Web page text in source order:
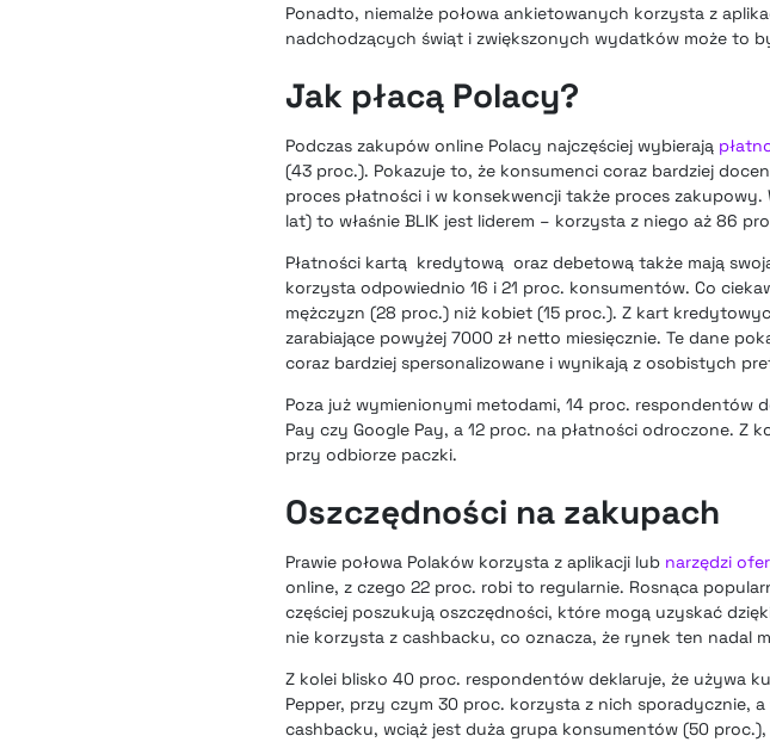
Ponadto, niemalże połowa ankietowanych korzysta z
nadchodzących świąt i zwiększonych wydatków może to
Jak płacą Polacy?
Podczas zakupów online Polacy najczęściej wybierają
(43 proc.). Pokazuje to, że konsumenci coraz bardziej
proces płatności i w konsekwencji także proces
lat) to właśnie BLIK jest liderem – korzysta z niego aż 86
Płatności kartą kredytową oraz debetową także mają
korzysta odpowiednio 16 i 21 proc. konsumentów. Co
mężczyzn (28 proc.) niż kobiet (15 proc.). Z kart
zarabiające powyżej 7000 zł netto miesięcznie. Te dane
coraz bardziej spersonalizowane i wynikają z osobistych
Poza już wymienionymi metodami, 14 proc. respondentów
Pay czy Google Pay, a 12 proc. na płatności odroczone.
przy odbiorze paczki.
Oszczędności na zakupach
Prawie połowa Polaków korzysta z aplikacji lub narzędzi
online, z czego 22 proc. robi to regularnie. Rosnąca
częściej poszukują oszczędności, które mogą uzyskać
nie korzysta z cashbacku, co oznacza, że rynek ten nadal
Z kolei blisko 40 proc. respondentów deklaruje, że używa
Pepper, przy czym 30 proc. korzysta z nich sporadycznie,
cashbacku, wciąż jest duża grupa konsumentów (50